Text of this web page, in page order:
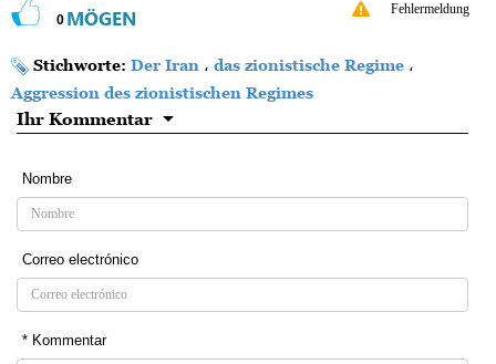
0 MÖGEN Fehlermeldung
Stichworte: Der Iran ، das zionistische Regime ،
Aggression des zionistischen Regimes
Ihr Kommentar
Nombre
Correo electrónico
* Kommentar